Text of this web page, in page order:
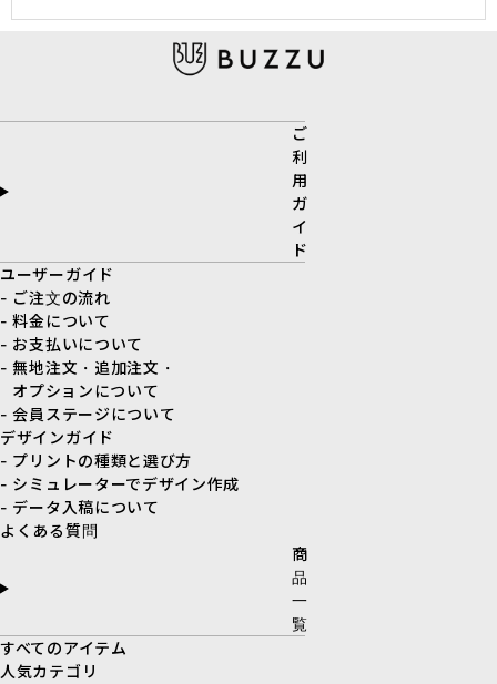
ご
利
用
ガ
イ
ド
ユーザーガイド
- ご注文の流れ
- 料金について
- お支払いについて
- 無地注文・追加注文・
オプションについて
- 会員ステージについて
デザインガイド
- プリントの種類と選び方
- シミュレーターでデザイン作成
- データ入稿について
よくある質問
商
品
一
覧
すべてのアイテム
人気カテゴリ